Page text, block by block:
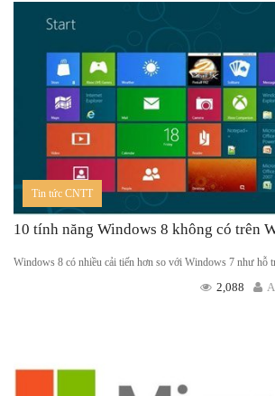
Tin tức CNTT
10 tính năng Windows 8 không có trên
Windows 8 có nhiều cải tiến hơn so với Windows 7 như hỗ
2,088